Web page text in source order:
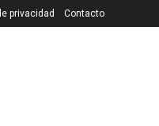
privacidad Contacto